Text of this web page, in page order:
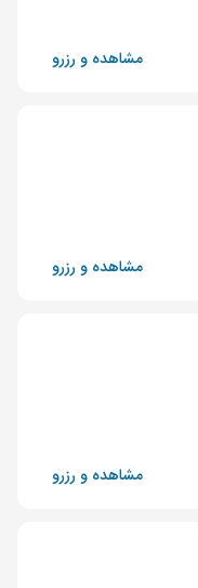
مشاهده و رزرو
مشاهده و رزرو
مشاهده و رزرو